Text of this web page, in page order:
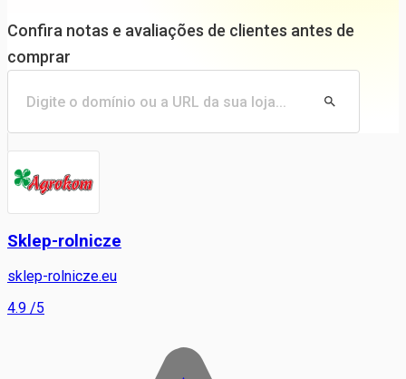
Confira notas e avaliações de clientes antes de
comprar
Sklep-rolnicze
sklep-rolnicze.eu
4.9 /5